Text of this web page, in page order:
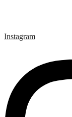
Instagram